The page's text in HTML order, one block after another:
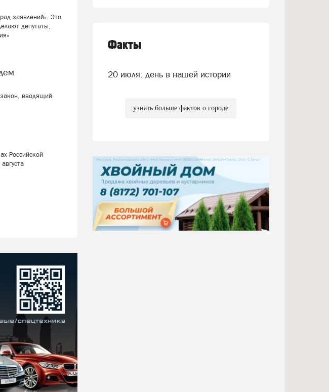
заявлений». Это
депутаты,
вводящий
Российской
Факты
20 июля: день в нашей истории
узнать больше фактов о городе